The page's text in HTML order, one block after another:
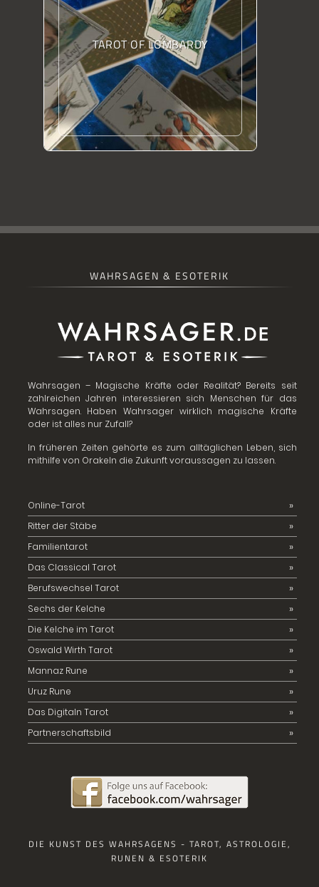
TAROT OF LOMBARDY
WAHRSAGEN & ESOTERIK
Wahrsagen – Magische Kräfte oder Realität? Bereits seit
zahlreichen Jahren interessieren sich Menschen für das
Wahrsagen. Haben Wahrsager wirklich magische Kräfte
oder ist alles nur Zufall?
In früheren Zeiten gehörte es zum alltäglichen Leben, sich
mithilfe von Orakeln die Zukunft voraussagen zu lassen.
Online-Tarot
Ritter der Stäbe
Familientarot
Das Classical Tarot
Berufswechsel Tarot
Sechs der Kelche
Die Kelche im Tarot
Oswald Wirth Tarot
Mannaz Rune
Uruz Rune
Das Digitaln Tarot
Partnerschaftsbild
DIE KUNST DES WAHRSAGENS - TAROT, ASTROLOGIE,
RUNEN & ESOTERIK